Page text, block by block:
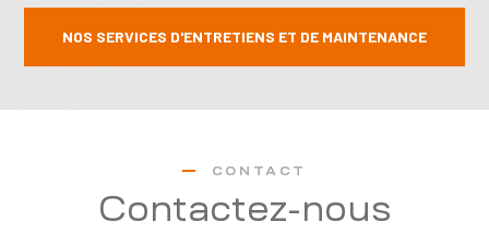
NOS SERVICES D'ENTRETIENS ET DE MAINTENANCE
CONTACT
Contactez-nous